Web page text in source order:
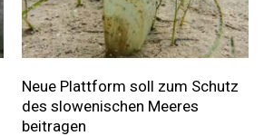
Neue Plattform soll zum Schutz
des slowenischen Meeres
beitragen